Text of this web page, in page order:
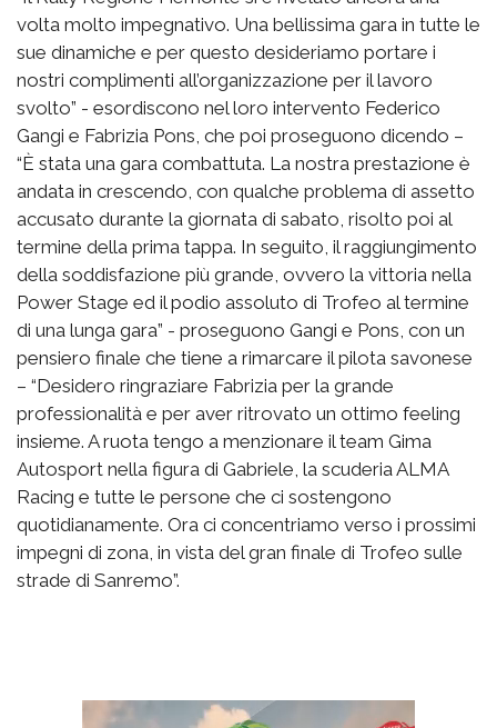
volta molto impegnativo. Una bellissima gara in tutte le
sue dinamiche e per questo desideriamo portare i
nostri complimenti all’organizzazione per il lavoro
svolto” - esordiscono nel loro intervento Federico
Gangi e Fabrizia Pons, che poi proseguono dicendo –
“È stata una gara combattuta. La nostra prestazione è
andata in crescendo, con qualche problema di assetto
accusato durante la giornata di sabato, risolto poi al
termine della prima tappa. In seguito, il raggiungimento
della soddisfazione più grande, ovvero la vittoria nella
Power Stage ed il podio assoluto di Trofeo al termine
di una lunga gara” - proseguono Gangi e Pons, con un
pensiero finale che tiene a rimarcare il pilota savonese
– “Desidero ringraziare Fabrizia per la grande
professionalità e per aver ritrovato un ottimo feeling
insieme. A ruota tengo a menzionare il team Gima
Autosport nella figura di Gabriele, la scuderia ALMA
Racing e tutte le persone che ci sostengono
quotidianamente. Ora ci concentriamo verso i prossimi
impegni di zona, in vista del gran finale di Trofeo sulle
strade di Sanremo”.